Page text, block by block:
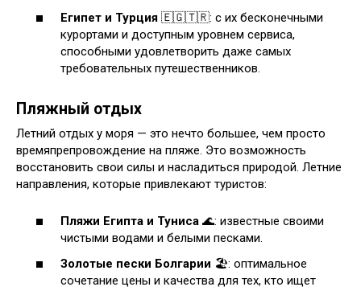
Египет и Турция 🇪🇬🇹🇷: с их бесконечными
курортами и доступным уровнем сервиса,
способными удовлетворить даже самых
требовательных путешественников.
Пляжный отдых
Летний отдых у моря — это нечто большее, чем просто
времяпрепровождение на пляже. Это возможность
восстановить свои силы и насладиться природой. Летние
направления, которые привлекают туристов:
Пляжи Египта и Туниса 🌊: известные своими
чистыми водами и белыми песками.
Золотые пески Болгарии 🏖️: оптимальное
сочетание цены и качества для тех, кто ищет